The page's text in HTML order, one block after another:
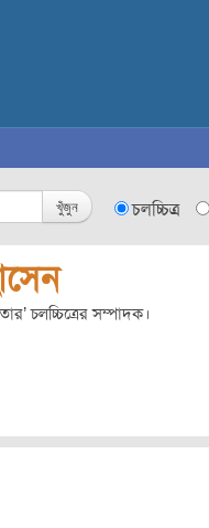
খুঁজুন চলচ্চিত্র
চলচ্চিত্রের সম্পাদক।